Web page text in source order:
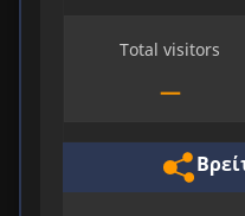
Total visitors
—